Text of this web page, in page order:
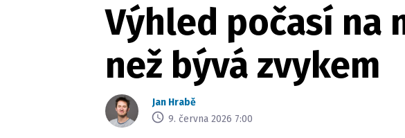
Výhled počasí na
než bývá zvykem
Jan Hrabě
9. června 2026 7:00